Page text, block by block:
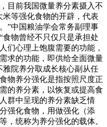
目前我国微量养分素摄入不
等强化食物的开辟，代表
”中国粮油学会常务副理事
物曾经不只仅只是承担处
们心理上饱腹需要的功能，
求的功能，即供给全面微量
雅院养分取成长核心副从任
物养分强化是指按照尺度正
的养分素，以恢复或提高食
群中呈现的养分素缺乏情
强化食物，用做强化（添
，统称为养分强化的载体。